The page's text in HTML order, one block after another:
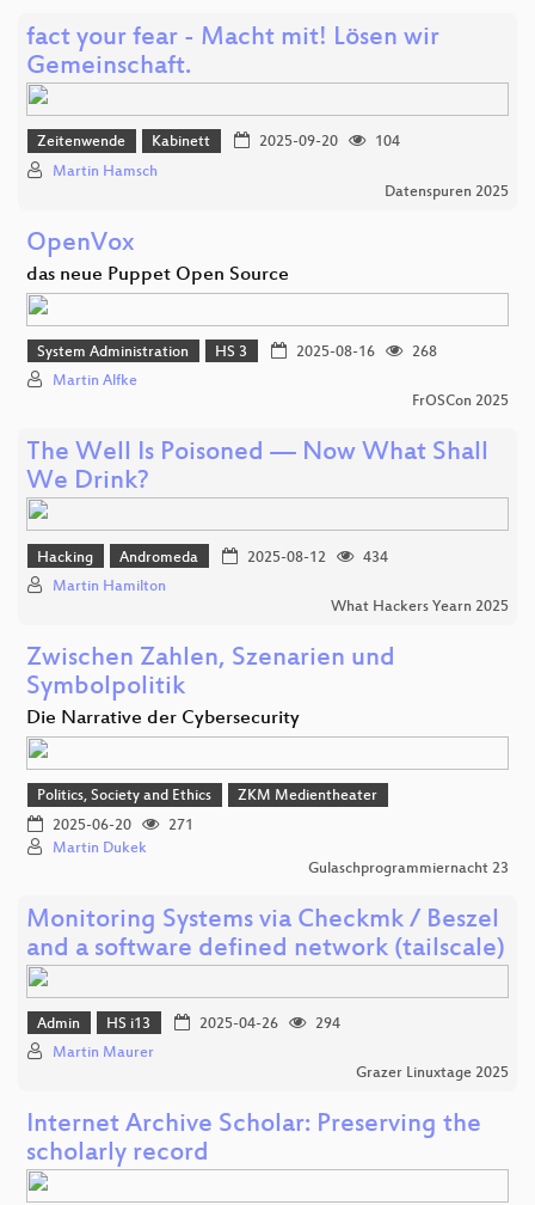
fact your fear - Macht mit! Lösen wir
Gemeinschaft.
Zeitenwende Kabinett 2025-09-20
104
Martin Hamsch
Datenspuren 2025
OpenVox
das neue Puppet Open Source
System Administration HS 3 2025-08-16
268
Martin Alfke
FrOSCon 2025
The Well Is Poisoned — Now What Shall
We Drink?
Hacking Andromeda 2025-08-12
434
Martin Hamilton
What Hackers Yearn 2025
Zwischen Zahlen, Szenarien und
Symbolpolitik
Die Narrative der Cybersecurity
Politics, Society and Ethics
ZKM Medientheater
2025-06-20
271
Martin Dukek
Gulaschprogrammiernacht 23
Monitoring Systems via Checkmk / Beszel
and a software defined network (tailscale)
Admin HS i13 2025-04-26
294
Martin Maurer
Grazer Linuxtage 2025
Internet Archive Scholar: Preserving the
scholarly record